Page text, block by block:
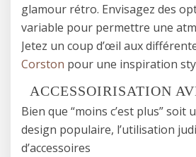
glamour rétro. Envisagez des
variable pour permettre une
Jetez un coup d’œil aux
Corston pour une inspiration
ACCESSOIRISATION
Bien que “moins c’est plus” soit
design populaire, l’utilisation
d’accessoires